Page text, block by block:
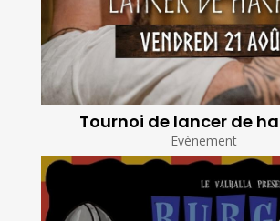
Tournoi de lancer de
Evènement